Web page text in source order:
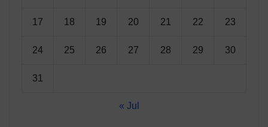
17 18 19 20 21 22 23
24 25 26 27 28 29 30
31
« Jul